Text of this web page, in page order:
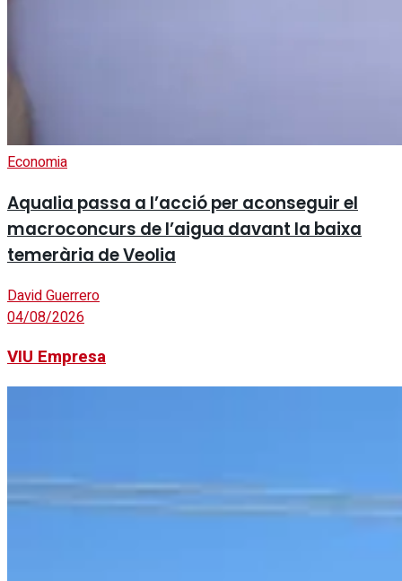
Economia
Aqualia passa a l’acció per aconseguir el
macroconcurs de l’aigua davant la baixa
temerària de Veolia
David Guerrero
04/08/2026
VIU Empresa